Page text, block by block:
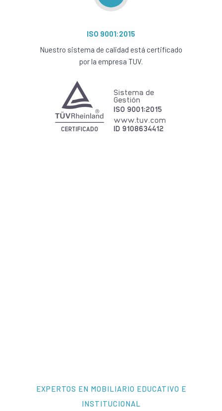
ISO 9001:2015
Nuestro sistema de calidad está certificado
por la empresa TUV.
EXPERTOS EN MOBILIARIO EDUCATIVO E
INSTITUCIONAL